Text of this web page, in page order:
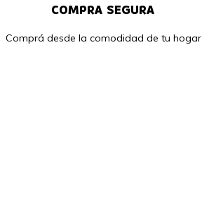
COMPRA SEGURA
Comprá desde la comodidad de tu hogar